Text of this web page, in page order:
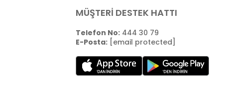
MÜŞTERİ DESTEK HATTI
Telefon No:444 30 79
E-Posta: [email protected]